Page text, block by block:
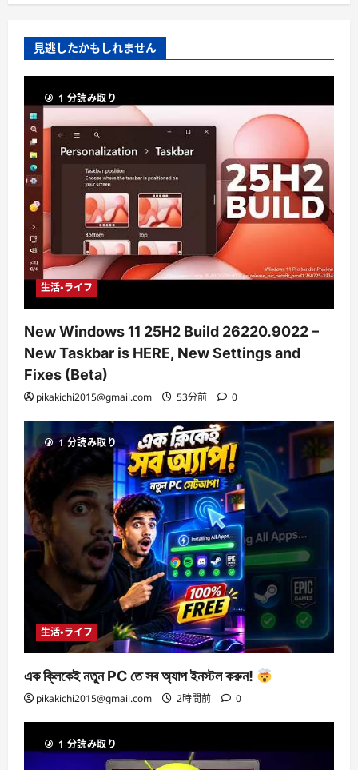
見逃したかもしれません
1 分読み取り
生活・ライフ
New Windows 11 25H2 Build 26220.9022 –
New Taskbar is HERE, New Settings and
Fixes (Beta)
pikakichi2015@gmail.com 53分前 0
1 分読み取り
生活・ライフ
এক ক্লিকেই নতুন PC তে সব অ্যাপ ইনস্টল করুন!
pikakichi2015@gmail.com 2時間前 0
1 分読み取り